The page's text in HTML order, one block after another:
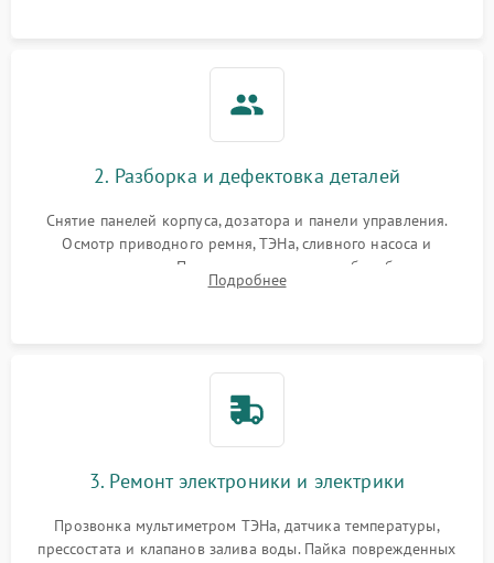
2. Разборка и дефектовка деталей
Снятие панелей корпуса, дозатора и панели управления.
Осмотр приводного ремня, ТЭНа, сливного насоса и
амортизаторов. Проверка подшипников барабана и
крестовины на износ, а манжеты люка на разрывы.
Подробнее
3. Ремонт электроники и электрики
Прозвонка мультиметром ТЭНа, датчика температуры,
прессостата и клапанов залива воды. Пайка поврежденных